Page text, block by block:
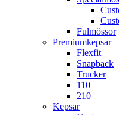
Fulmössor
Premiumkepsar
Flexfit
Snapback
Trucker
110
210
Kepsar